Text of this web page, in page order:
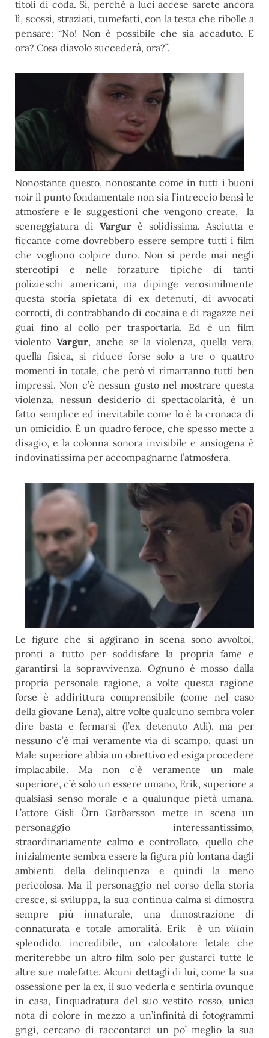
titoli di coda. Sì, perché a luci accese sarete ancora
lì, scossi, straziati, tumefatti, con la testa che ribolle a
pensare: “No! Non è possibile che sia accaduto. E
ora? Cosa diavolo succederà, ora?”.
Nonostante questo, nonostante come in tutti i buoni
noiril punto fondamentale non sia l’intreccio bensì le
atmosfere e le suggestioni che vengono create, la
sceneggiatura di Vargur è solidissima. Asciutta e
ficcante come dovrebberoessere sempre tutti i film
che vogliono colpire duro. Non si perde mai negli
stereotipi e nelle forzature tipiche di tanti
polizieschi americani, ma dipinge verosimilmente
questa storia spietata di ex detenuti, di avvocati
corrotti, di contrabbando di cocaina e di ragazze nei
guai fino al collo per trasportarla. Ed è un film
violento Vargur, anche se la violenza, quella vera,
quella fisica, si riduce forse solo a tre o quattro
momenti in totale, che però vi rimarranno tutti ben
impressi. Non c’è nessun gusto nel mostrare questa
violenza, nessun desiderio di spettacolarità, è un
fatto semplice ed inevitabile come lo è la cronaca di
un omicidio. È un quadro feroce, che spesso mette a
disagio, e la colonna sonora invisibile e ansiogena è
indovinatissima per accompagnarne l’atmosfera.
Le figure che si aggirano in scena sono avvoltoi,
pronti a tutto per soddisfare la propria fame e
garantirsi la sopravvivenza. Ognuno è mosso dalla
propria personale ragione, a volte questa ragione
forse è addirittura comprensibile (come nel caso
della giovane Lena), altre volte qualcuno sembra voler
dire basta e fermarsi (l’ex detenuto Atli), ma per
nessuno c’è mai veramente via di scampo, quasi un
Male superiore abbia un obiettivo ed esiga procedere
implacabile. Ma non c’è veramente un male
superiore, c’è solo un essere umano, Erik, superiore a
qualsiasi senso morale e a qualunque pietà umana.
L’attore Gísli Örn Garðarsson mette in scena un
personaggio interessantissimo,
straordinariamente calmo e controllato, quello che
inizialmente sembra essere la figura più lontana dagli
ambienti della delinquenza e quindi la meno
pericolosa. Ma il personaggio nel corso della storia
cresce, si sviluppa, la sua continua calma si dimostra
sempre più innaturale, una dimostrazione di
connaturata e totale amoralità. Erik è un villain
splendido, incredibile, un calcolatore letale che
meriterebbe un altro film solo per gustarci tutte le
altre sue malefatte. Alcuni dettagli di lui, come la sua
ossessione per la ex, il suo vederla e sentirla ovunque
in casa, l’inquadratura del suo vestito rosso, unica
nota di colore in mezzo a un’infinità di fotogrammi
grigi, cercano di raccontarci un po’ meglio la sua